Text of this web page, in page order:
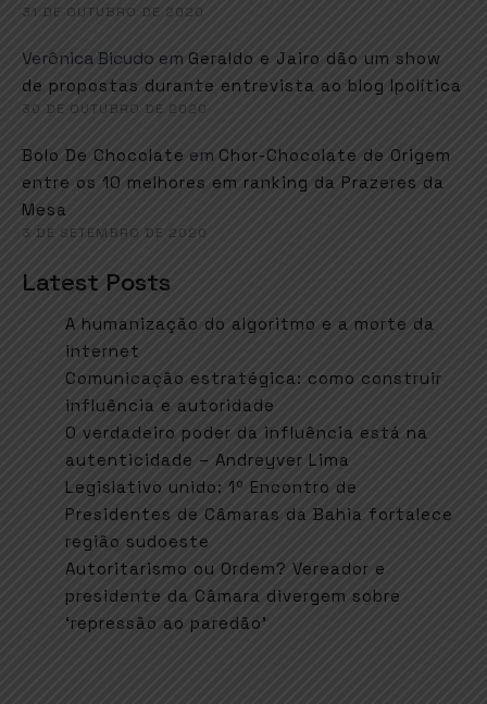
31 DE OUTUBRO DE 2020
Verônica Bicudo em Geraldo e Jairo dão um show
de propostas durante entrevista ao blog Ipolítica
30 DE OUTUBRO DE 2020
Bolo De Chocolate em Chor-Chocolate de Origem
entre os 10 melhores em ranking da Prazeres da
Mesa
3 DE SETEMBRO DE 2020
Latest Posts
A humanização do algoritmo e a morte da
internet
Comunicação estratégica: como construir
influência e autoridade
O verdadeiro poder da influência está na
autenticidade – Andreyver Lima
Legislativo unido: 1º Encontro de
Presidentes de Câmaras da Bahia fortalece
região sudoeste
Autoritarismo ou Ordem? Vereador e
presidente da Câmara divergem sobre
‘repressão ao paredão’